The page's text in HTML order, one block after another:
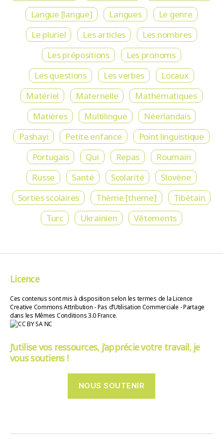
Langue [langue]
Langues
Le genre
Le pluriel
Les articles
Les nombres
Les prépositions
Les pronoms
Les questions
Les verbes
Locaux
Matériel
Maternelle
Mathématiques
Matières
Multilingue
Néerlandais
Pashayi
Petite enfance
Point linguistique
Portugais
Qui Repas
Roumain
Russe
Santé Scolarité
Slovène
Sorties scolaires
Thème [theme]
Tibétain
Turc
Ukrainien Vêtements
Licence
Ces contenus sont mis à disposition selon les termes de la Licence
Creative Commons Attribution - Pas d’Utilisation Commerciale - Partage
dans les Mêmes Conditions 3.0 France.
J’utilise vos ressources, j’apprécie votre travail, je
vous soutiens !
NOUS SOUTENIR